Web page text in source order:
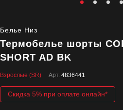
Белье Низ
Термобелье шорты
SHORT AD BK
Взрослые (SR) Арт. 4836441
Скидка 5% при оплате онлайн*